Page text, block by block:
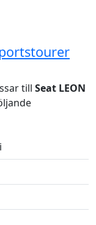
till Seat LEON